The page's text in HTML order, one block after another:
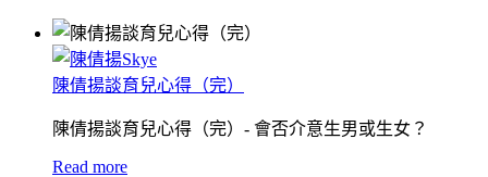
陳倩揚談育兒心得（完）
陳倩揚談育兒心得（完）- 會否介意生男或生女？
Read more